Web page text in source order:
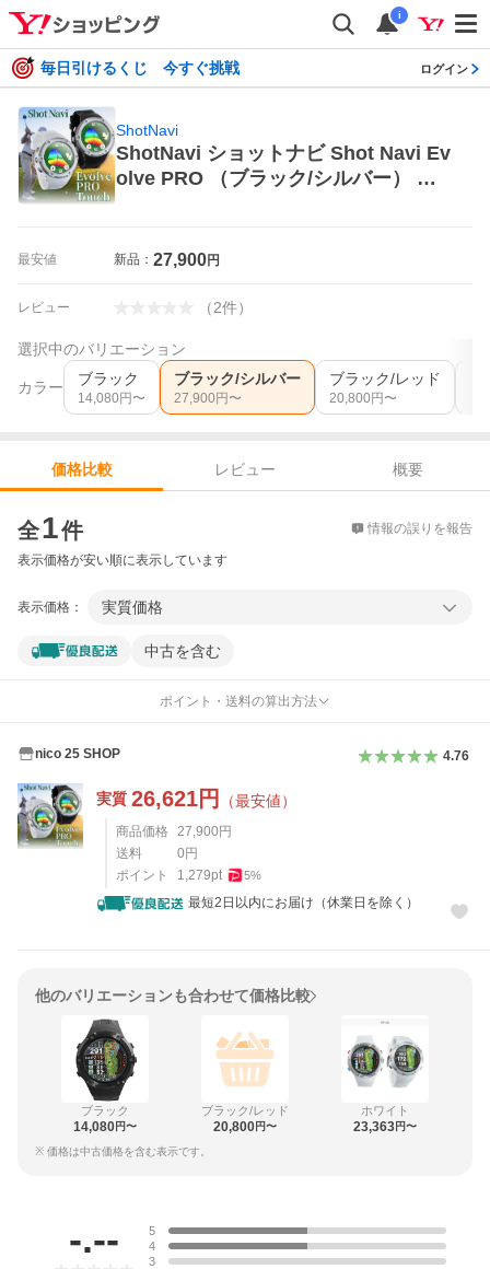
i
毎日引けるくじ 今すぐ挑戦 ログイン
ShotNavi
ShotNavi ショットナビ Shot Navi Ev
olve PRO （ブラック/シルバー） ゴ
最安値 新品： 27,900円
レビュー （2件）
選択中のバリエーション
カラー ブラック
14,080 円〜
ブラック/シルバー
27,900 円〜
ブラック/レッド
20,800 円〜
価格比較 レビュー
概要
全1件 情報の誤りを報告
表示価格が安い順に表示しています
表示価格： 実質価格
中古を含む
ポイント・送料の算出方法
nico 25 SHOP 4.76
実質 26,621円 （最安値）
商品価格 27,900 円
送料
0 円
ポイント
1,279pt 5%
最短2日以内にお届け（休業日を除く）
他のバリエーションも合わせて価格比較
ブラック
14,080円〜
ブラック/レッド
20,800円〜
ホワイト
23,363円〜
※ 価格は中古価格を含む表示です。
-.--
5
4
3